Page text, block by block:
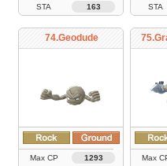
STA
163
STA
74.Geodude
Max CP
1293
Max